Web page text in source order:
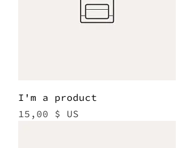
I'm a product
Prix
15,00 $ US